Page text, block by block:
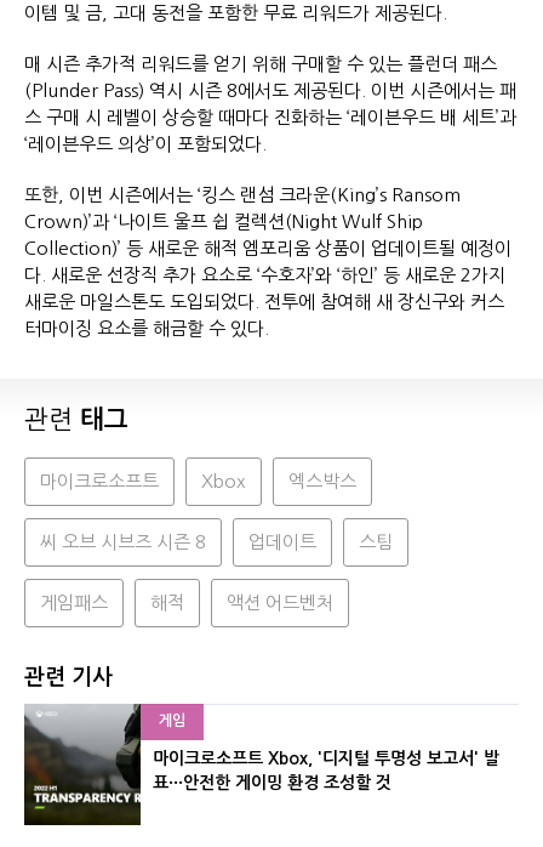
이템 및 금, 고대 동전을 포함한 무료 리워드가 제공된다.
매 시즌 추가적 리워드를 얻기 위해 구매할 수 있는 플런더 패스
(Plunder Pass) 역시 시즌 8에서도 제공된다. 이번 시즌에서는 패
스 구매 시 레벨이 상승할 때마다 진화하는 ‘레이븐우드 배 세트’과
‘레이븐우드 의상’이 포함되었다.
또한, 이번 시즌에서는 ‘킹스 랜섬 크라운(King’s Ransom
Crown)’과 ‘나이트 울프 쉽 컬렉션(Night Wulf Ship
Collection)’ 등 새로운 해적 엠포리움 상품이 업데이트될 예정이
다. 새로운 선장직 추가 요소로 ‘수호자’와 ‘하인’ 등 새로운 2가지
새로운 마일스톤도 도입되었다. 전투에 참여해 새 장신구와 커스
터마이징 요소를 해금할 수 있다.
관련 태그
마이크로소프트 Xbox 엑스박스
씨 오브 시브즈 시즌 8 업데이트 스팀
게임패스 해적 액션 어드벤처
관련 기사
게임
마이크로소프트 Xbox, '디지털 투명성 보고서' 발
표···안전한 게이밍 환경 조성할 것